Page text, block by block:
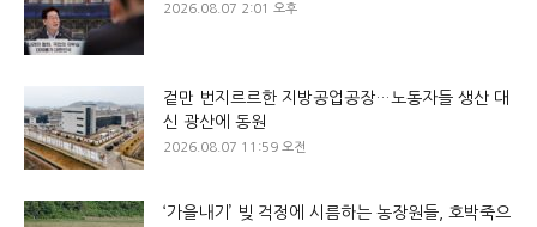
2026.08.07 2:01 오후
겉만 번지르르한 지방공업공장…노동자들 생산 대
신 광산에 동원
2026.08.07 11:59 오전
‘가을내기’ 빚 걱정에 시름하는 농장원들, 호박죽으